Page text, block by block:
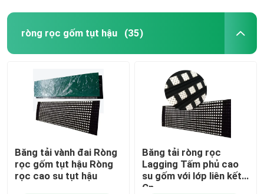
ròng rọc gốm tụt hậu (35)
Băng tải vành đai Ròng
rọc gốm tụt hậu Ròng
rọc cao su tụt hậu
Băng tải ròng rọc
Lagging Tấm phủ cao
su gốm với lớp liên kết
Cn